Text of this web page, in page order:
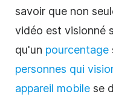
savoir que non
vidéo est visionné
qu'un pourcentage
personnes qui
appareil mobile se